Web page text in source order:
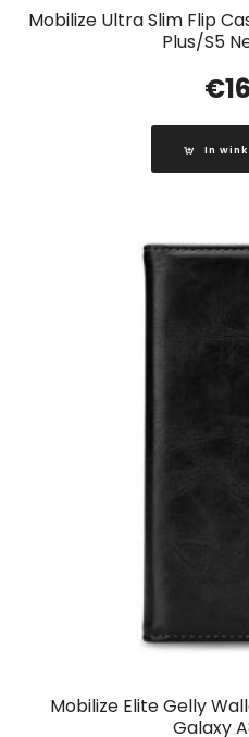
Mobilize Ultra Slim Flip
Plus/S5
€
In
Mobilize Elite Gelly
Galaxy